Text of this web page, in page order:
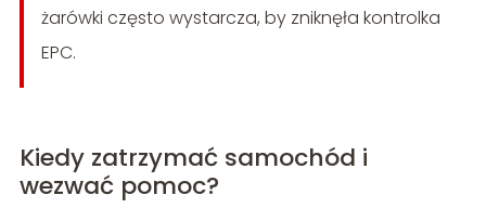
żarówki często wystarcza, by zniknęła kontrolka
EPC.
Kiedy zatrzymać samochód i
wezwać pomoc?